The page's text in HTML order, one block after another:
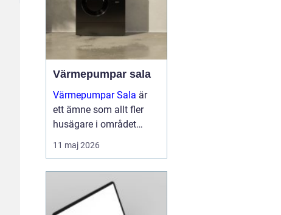
Värmepumpar sala
Värmepumpar Sala är
ett ämne som allt fler
husägare i området
intresserar sig för när
energipriserna stiger och
lösningar ökar. Många
vill sänka sina
värmeko...
11 maj 2026